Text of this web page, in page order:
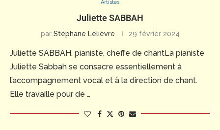
Artistes
Juliette SABBAH
par Stéphane Lelièvre 29 février 2024
Juliette SABBAH, pianiste, cheffe de chantLa pianiste
Juliette Sabbah se consacre essentiellement à
l’accompagnement vocal et à la direction de chant.
Elle travaille pour de …